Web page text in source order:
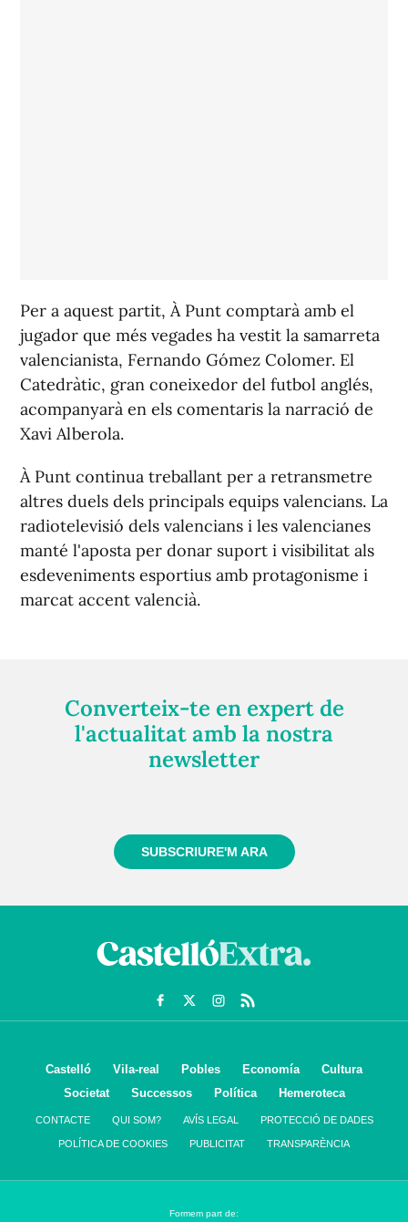
Per a aquest partit, À Punt comptarà amb el
jugador que més vegades ha vestit la samarreta
valencianista, Fernando Gómez Colomer. El
Catedràtic, gran coneixedor del futbol anglés,
acompanyarà en els comentaris la narració de
Xavi Alberola.
À Punt continua treballant per a retransmetre
altres duels dels principals equips valencians. La
radiotelevisió dels valencians i les valencianes
manté l'aposta per donar suport i visibilitat als
esdeveniments esportius amb protagonisme i
marcat accent valencià.
Converteix-te en expert de
l'actualitat amb la nostra
newsletter
SUBSCRIURE'M ARA
Castelló Vila-real Pobles Economía
Cultura
Societat
Successos Política Hemeroteca
CONTACTE QUI SOM? AVÍS LEGAL PROTECCIÓ DE DADES
POLÍTICA DE COOKIES PUBLICITAT TRANSPARÈNCIA
Formem part de: